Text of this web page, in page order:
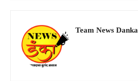
Team News Danka